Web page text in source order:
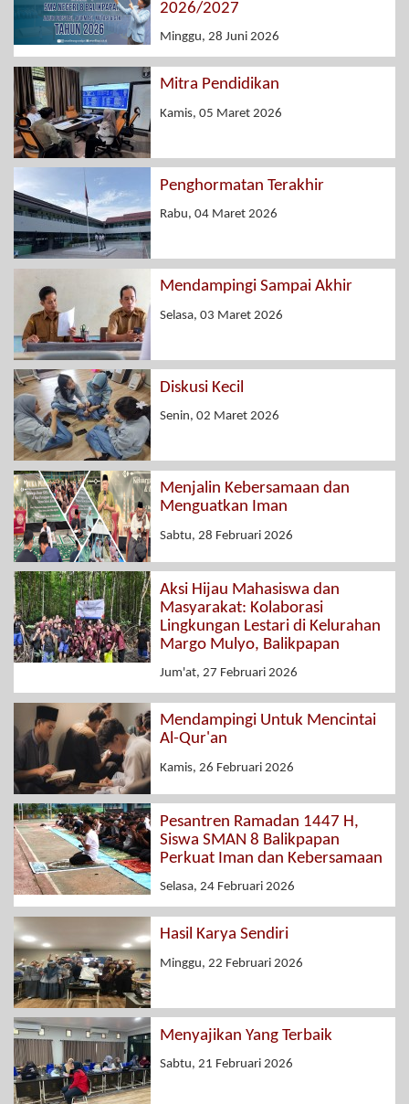
2026/2027
Minggu, 28 Juni 2026
Mitra Pendidikan
Kamis, 05 Maret 2026
Penghormatan Terakhir
Rabu, 04 Maret 2026
Mendampingi Sampai Akhir
Selasa, 03 Maret 2026
Diskusi Kecil
Senin, 02 Maret 2026
Menjalin Kebersamaan dan
Menguatkan Iman
Sabtu, 28 Februari 2026
Aksi Hijau Mahasiswa dan
Masyarakat: Kolaborasi
Lingkungan Lestari di Kelurahan
Margo Mulyo, Balikpapan
Jum'at, 27 Februari 2026
Mendampingi Untuk Mencintai
Al-Qur'an
Kamis, 26 Februari 2026
Pesantren Ramadan 1447 H,
Siswa SMAN 8 Balikpapan
Perkuat Iman dan Kebersamaan
Selasa, 24 Februari 2026
Hasil Karya Sendiri
Minggu, 22 Februari 2026
Menyajikan Yang Terbaik
Sabtu, 21 Februari 2026